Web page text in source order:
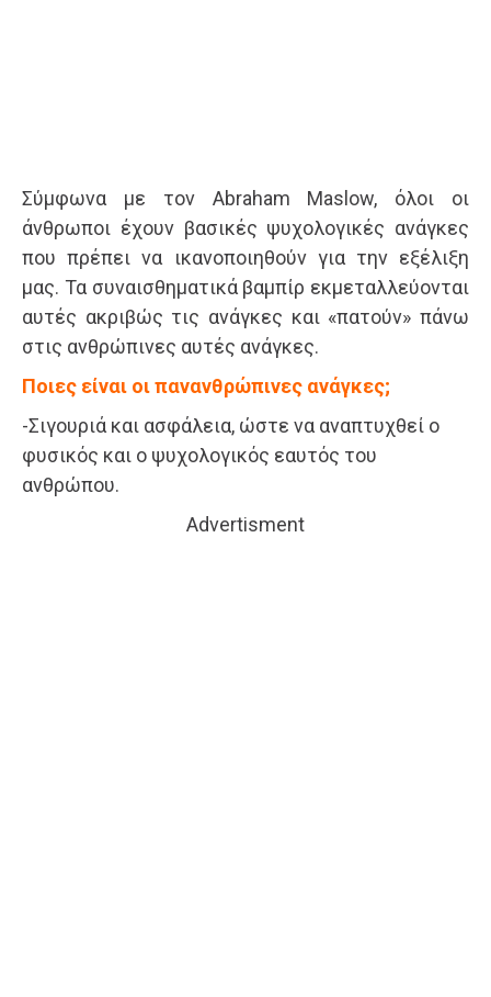
Σύμφωνα με τον Abraham Maslow, όλοι οι
άνθρωποι έχουν βασικές ψυχολογικές ανάγκες
που πρέπει να ικανοποιηθούν για την εξέλιξη
μας. Τα συναισθηματικά βαμπίρ εκμεταλλεύονται
αυτές ακριβώς τις ανάγκες και «πατούν» πάνω
στις ανθρώπινες αυτές ανάγκες.
Ποιες είναι οι πανανθρώπινες ανάγκες;
-Σιγουριά και ασφάλεια, ώστε να αναπτυχθεί ο
φυσικός και ο ψυχολογικός εαυτός του
ανθρώπου.
Advertisment